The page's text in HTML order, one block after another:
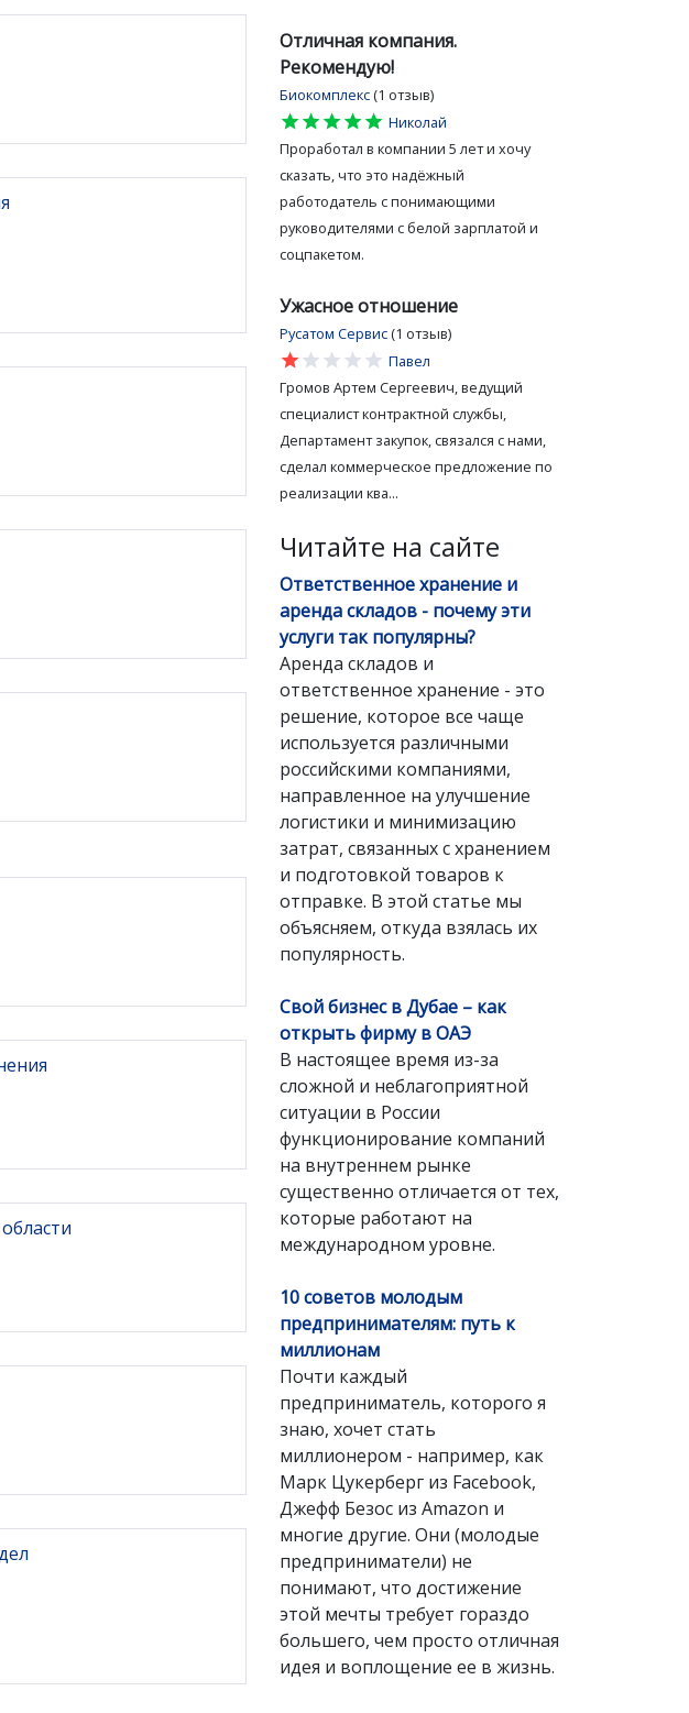
Отличная компания.
Рекомендую!
Биокомплекс (1 отзыв)
star
star
star
star
star
Николай
Проработал в компании 5 лет и хочу
сказать, что это надёжный
работодатель с понимающими
руководителями с белой зарплатой и
соцпакетом.
Ужасное отношение
Русатом Сервис (1 отзыв)
star
star
star
star
star
Павел
Громов Артем Сергеевич, ведущий
специалист контрактной службы,
Департамент закупок, связался с нами,
сделал коммерческое предложение по
реализации ква...
Читайте на сайте
Ответственное хранение и
аренда складов - почему эти
услуги так популярны?
Аренда складов и
ответственное хранение - это
решение, которое все чаще
используется различными
российскими компаниями,
направленное на улучшение
логистики и минимизацию
затрат, связанных с хранением
и подготовкой товаров к
отправке. В этой статье мы
объясняем, откуда взялась их
популярность.
Свой бизнес в Дубае – как
открыть фирму в ОАЭ
В настоящее время из-за
сложной и неблагоприятной
ситуации в России
функционирование компаний
на внутреннем рынке
существенно отличается от тех,
которые работают на
международном уровне.
10 советов молодым
предпринимателям: путь к
миллионам
Почти каждый
предприниматель, которого я
знаю, хочет стать
миллионером - например, как
Марк Цукерберг из Facebook,
Джефф Безос из Amazon и
многие другие. Они (молодые
предприниматели) не
понимают, что достижение
этой мечты требует гораздо
большего, чем просто отличная
идея и воплощение ее в жизнь.